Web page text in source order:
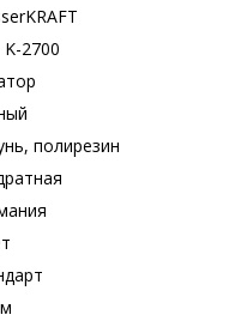
K-2700
полирезин